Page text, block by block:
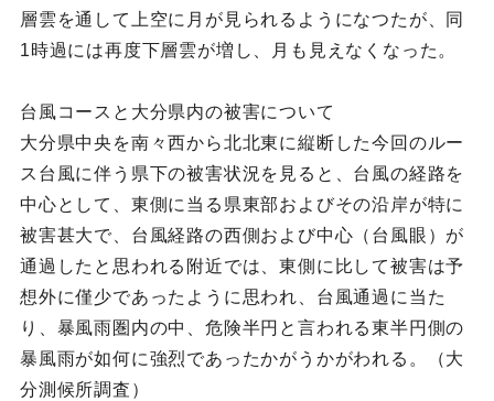
層雲を通して上空に月が見られるようになつたが、同
1時過には再度下層雲が増し、月も見えなくなった。
台風コースと大分県内の被害について
大分県中央を南々西から北北東に縦断した今回のルー
ス台風に伴う県下の被害状況を見ると、台風の経路を
中心として、東側に当る県東部およびその沿岸が特に
被害甚大で、台風経路の西側および中心（台風眼）が
通過したと思われる附近では、東側に比して被害は予
想外に僅少であったように思われ、台風通過に当た
り、暴風雨圏内の中、危険半円と言われる東半円側の
暴風雨が如何に強烈であったかがうかがわれる。（大
分測候所調査）